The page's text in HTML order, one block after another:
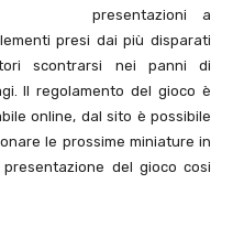
presentazioni a
presi dai più disparati
scontrarsi nei panni di
Il regolamento del gioco è
online, dal sito è possibile
le prossime miniature in
del gioco cosi